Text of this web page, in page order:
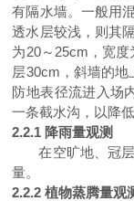
有隔水墙。一般用
透水层较浅，则其
为20～ 25cm ，宽度
层30cm ，斜墙的
防地表径流进入场
一条截水沟，以降
2.2.1 降雨量观测
在空旷地、冠
量。
2.2.2 植物蒸腾量观